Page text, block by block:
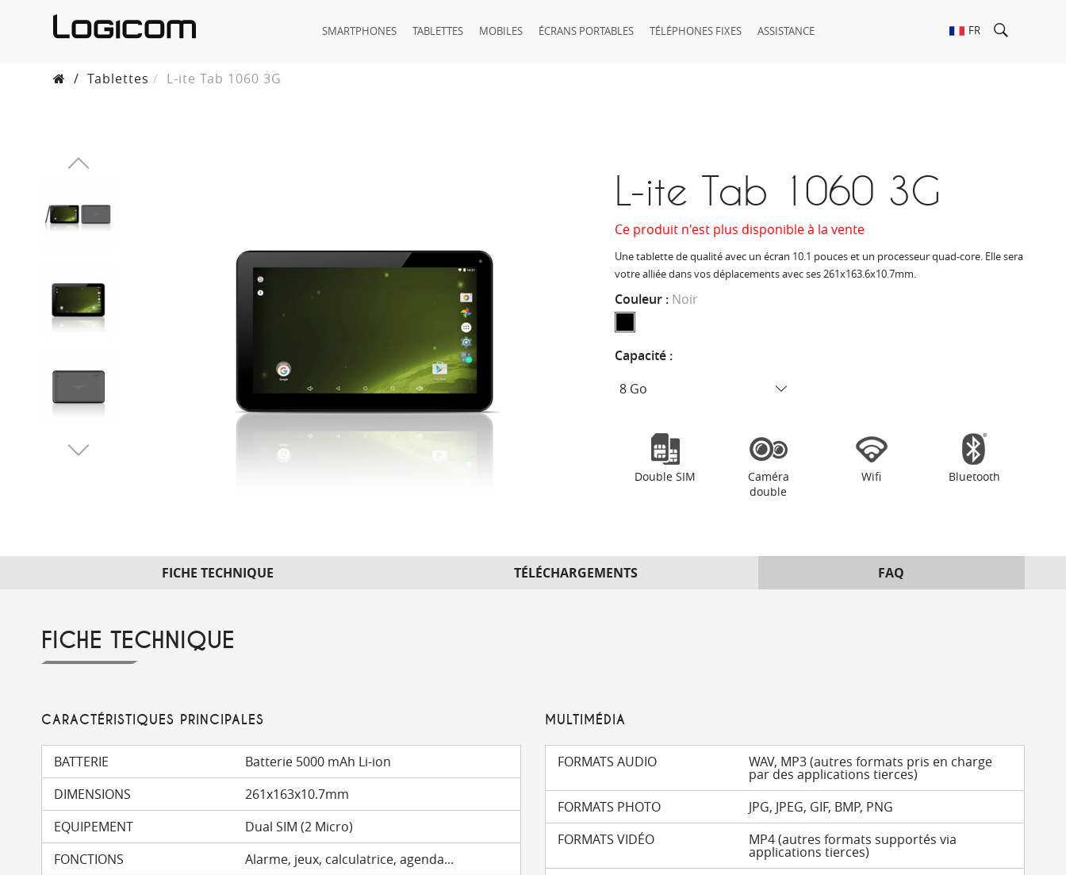
SMARTPHONES TABLETTES MOBILES ÉCRANS PORTABLES TÉLÉPHONES FIXES ASSISTANCE FR
/ Tablettes L-ite Tab 1060 3G
L-ite Tab 1060 3G
Ce produit n'est plus disponible à la vente
Une tablette de qualité avec un écran 10.1 pouces et un processeur quad-core. Elle sera
votre alliée dans vos déplacements avec ses 261x163.6x10.7mm.
Couleur : Noir
Capacité :
Double SIM
Caméra
double
Wifi Bluetooth
FICHE TECHNIQUE TÉLÉCHARGEMENTS FAQ
FICHE TECHNIQUE
CARACTÉRISTIQUES PRINCIPALES
BATTERIE
Batterie 5000 mAh Li-ion
DIMENSIONS
261x163x10.7mm
EQUIPEMENT
Dual SIM (2 Micro)
FONCTIONS
Alarme, jeux, calculatrice, agenda...
MULTIMÉDIA
FORMATS AUDIO WAV, MP3 (autres formats pris en charge
par des applications tierces)
FORMATS PHOTO
JPG, JPEG, GIF, BMP, PNG
FORMATS VIDÉO
MP4 (autres formats supportés via
applications tierces)